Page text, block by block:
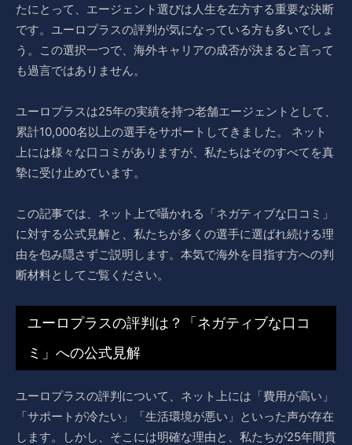
たにとって、エージェント選びは人生を左方する重要な決断
です。ユーロプラスの評判が気になっている方も多いでしょ
う。この選択一つで、海外キャリアの成否が決まると言って
も過言ではありません。
ユーロプラスは25年の実績を持つ老舗エージェントとして、
累計10,000名以上の選手をサポートしてきました。 ネット
上には様々な口コミがありますが、私たちはそのすべてを真
摯に受け止めています。
この記事では、ネット上で囁かれる「ネガティブな口コミ」
に対する公式見解と、私たちが多くの選手に選ばれ続ける理
由を包み隠さずご説明します。本気で海外を目指す方への判
断材料としてご覧ください。
ユーロプラスの評判は？「ネガティブな口コ
ミ」への公式見解
ユーロプラスの評判について、ネット上には「費用が高い」
「サポートが冷たい」「生活環境が悪い」といった声が存在
します。しかし、そこには明確な理由と、私たちが25年間貫